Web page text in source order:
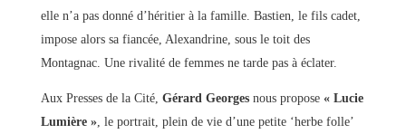
elle n’a pas donné d’héritier à la famille. Bastien, le fils cadet,
impose alors sa fiancée, Alexandrine, sous le toit des
Montagnac. Une rivalité de femmes ne tarde pas à éclater.
Aux Presses de la Cité, Gérard Georgesnous propose « Lucie
Lumière », le portrait, plein de vie d’une petite ‘herbe folle’